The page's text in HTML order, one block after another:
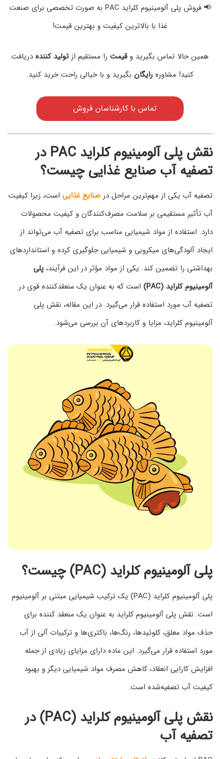
📢 فروش پلی آلومینیوم کلراید PAC به صورت تخصصی برای صنعت
غذا با بالاترین کیفیت و بهترین قیمت!
همین حالا تماس بگیرید وقیمت را مستقیم از تولید کننده دریافت
کنید! مشاوره رایگان بگیرید و با خیالی راحت خرید کنید.
تماس با کارشناسان فروش
نقش پلی آلومینیوم کلراید PAC در
تصفیه آب صنایع غذایی چیست؟
تصفیه آب یکی از مهم‌ترین مراحل در صنایع غذایی است، زیرا کیفیت
آب تأثیر مستقیمی بر سلامت مصرف‌کنندگان و کیفیت محصولات
دارد. استفاده از مواد شیمیایی مناسب برای تصفیه آب می‌تواند از
ایجاد آلودگی‌های میکروبی و شیمیایی جلوگیری کرده و استانداردهای
بهداشتی را تضمین کند. یکی از مواد مؤثر در این فرآیند، پلی
آلومینیوم کلراید (PAC)
است که به عنوان یک منعقدکننده قوی در
تصفیه آب مورد استفاده قرار می‌گیرد. در این مقاله، نقش پلی
آلومینیوم کلراید، مزایا و کاربردهای آن بررسی می‌شود.
پلی آلومینیوم کلراید (PAC) چیست؟
پلی آلومینیوم کلراید (PAC) یک ترکیب شیمیایی مبتنی بر آلومینیوم
است. نقش پلی آلومینیوم کلراید به عنوان یک منعقد کننده برای
حذف مواد معلق، کلوئیدها، رنگ‌ها، باکتری‌ها و ترکیبات آلی از آب
مورد استفاده قرار می‌گیرد. این ماده دارای مزایای زیادی از جمله
افزایش کارایی انعقاد، کاهش مصرف مواد شیمیایی دیگر و بهبود
کیفیت آب تصفیه‌شده است.
نقش پلی آلومینیوم کلراید (PAC) در
تصفیه آب